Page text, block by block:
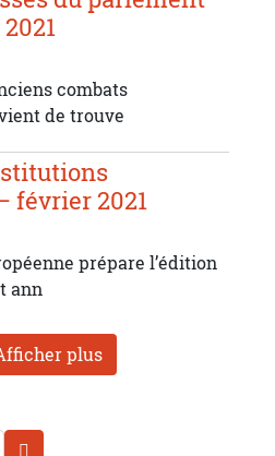
combats
vient de trouve
février 2021
prépare l’édition
ann
plus